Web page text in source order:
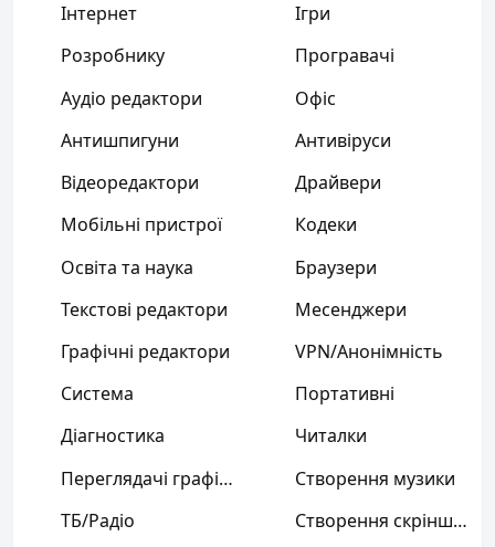
Інтернет
Ігри
Розробнику
Програвачі
Аудіо редактори
Офіс
Антишпигуни
Антивіруси
Відеоредактори
Драйвери
Мобільні пристрої
Кодеки
Освіта та наука
Браузери
Текстові редактори
Месенджери
Графічні редактори
VPN/Анонімність
Система
Портативні
Діагностика
Читалки
Переглядачі графіки
Створення музики
ТБ/Радіо
Створення скріншотів